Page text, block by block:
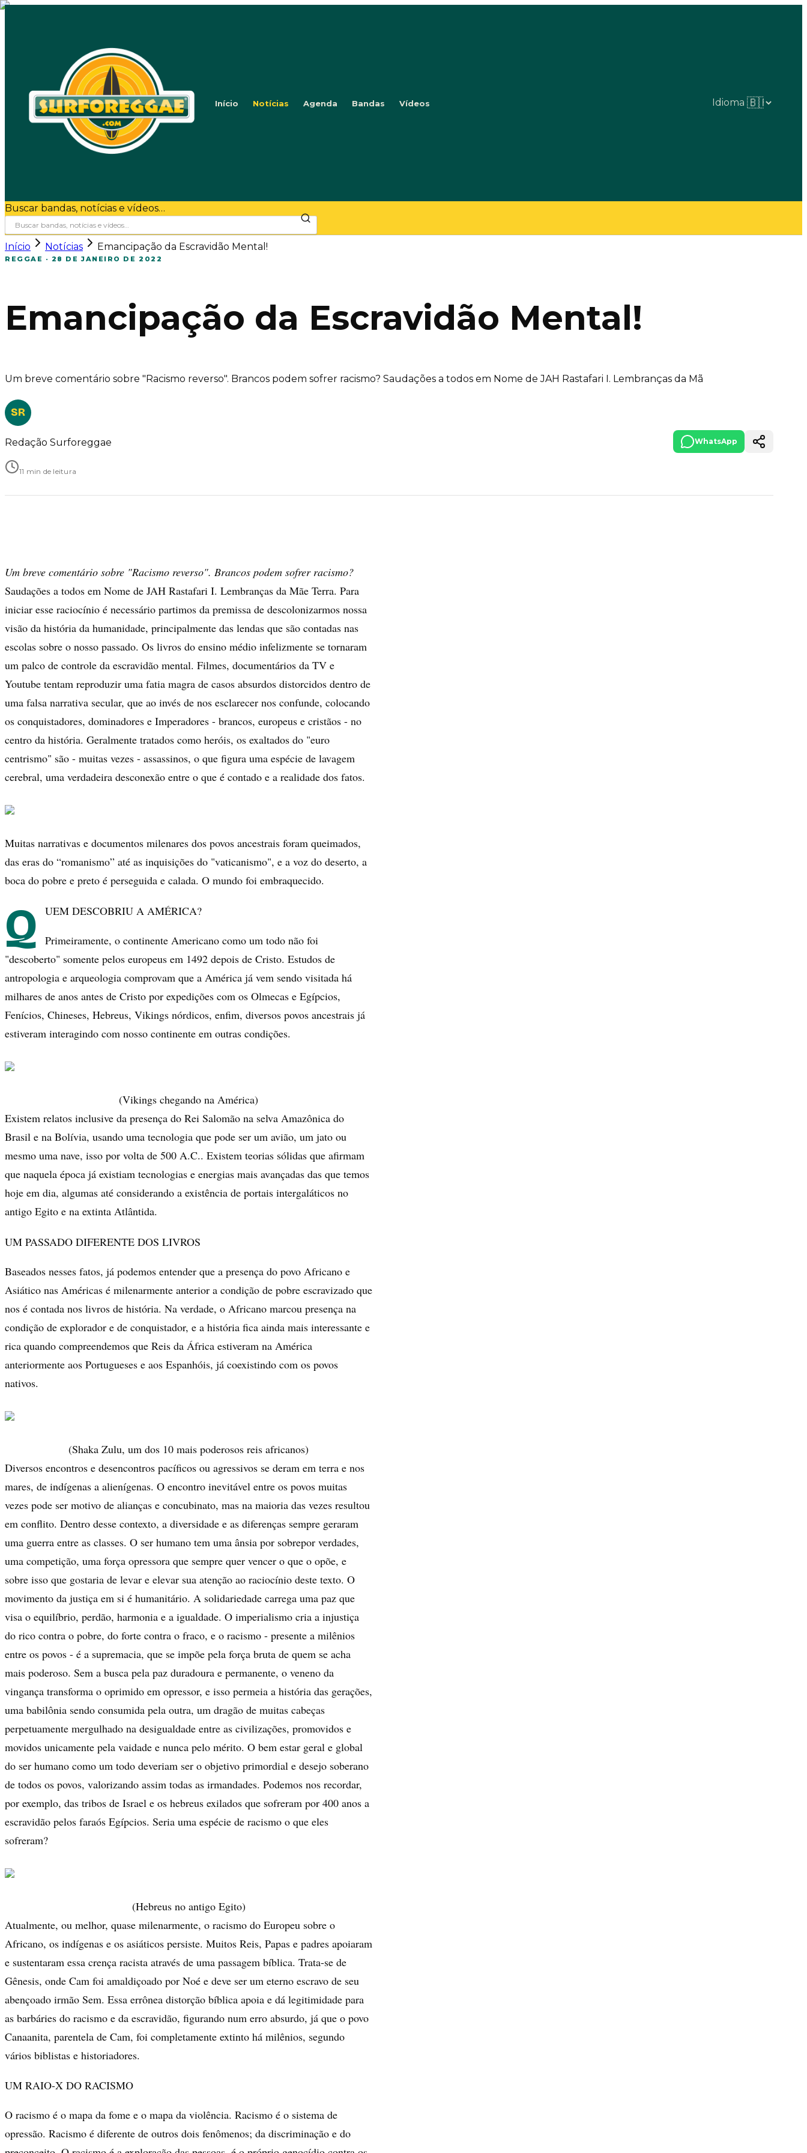
Início Notícias Agenda Bandas Vídeos Idioma
Buscar bandas, notícias e vídeos…
Início Notícias Emancipação da Escravidão Mental!
REGGAE · 28 DE JANEIRO DE 2022
Emancipação da Escravidão Mental!
Um breve comentário sobre "Racismo reverso". Brancos podem sofrer racismo? Saudações a todos em Nome de JAH Rastafari I. Lembranças da Mã
SR
Redação Surforeggae
11 min de leitura
WhatsApp
Um breve comentário sobre "Racismo reverso". Brancos podem sofrer racismo?
Saudações a todos em Nome de JAH Rastafari I. Lembranças da Mãe Terra. Para
iniciar esse raciocínio é necessário partimos da premissa de descolonizarmos nossa
visão da história da humanidade, principalmente das lendas que são contadas nas
escolas sobre o nosso passado. Os livros do ensino médio infelizmente se tornaram
um palco de controle da escravidão mental. Filmes, documentários da TV e
Youtube tentam reproduzir uma fatia magra de casos absurdos distorcidos dentro de
uma falsa narrativa secular, que ao invés de nos esclarecer nos confunde, colocando
os conquistadores, dominadores e Imperadores - brancos, europeus e cristãos - no
centro da história. Geralmente tratados como heróis, os exaltados do "euro
centrismo" são - muitas vezes - assassinos, o que figura uma espécie de lavagem
cerebral, uma verdadeira desconexão entre o que é contado e a realidade dos fatos.
Muitas narrativas e documentos milenares dos povos ancestrais foram queimados,
das eras do “romanismo” até as inquisições do "vaticanismo", e a voz do deserto, a
boca do pobre e preto é perseguida e calada. O mundo foi embraquecido.
Q UEM DESCOBRIU A AMÉRICA?
Primeiramente, o continente Americano como um todo não foi
"descoberto" somente pelos europeus em 1492 depois de Cristo. Estudos de
antropologia e arqueologia comprovam que a América já vem sendo visitada há
milhares de anos antes de Cristo por expedições com os Olmecas e Egípcios,
Fenícios, Chineses, Hebreus, Vikings nórdicos, enfim, diversos povos ancestrais já
estiveram interagindo com nosso continente em outras condições.
(Vikings chegando na América)
Existem relatos inclusive da presença do Rei Salomão na selva Amazônica do
Brasil e na Bolívia, usando uma tecnologia que pode ser um avião, um jato ou
mesmo uma nave, isso por volta de 500 A.C.. Existem teorias sólidas que afirmam
que naquela época já existiam tecnologias e energias mais avançadas das que temos
hoje em dia, algumas até considerando a existência de portais intergaláticos no
antigo Egito e na extinta Atlântida.
UM PASSADO DIFERENTE DOS LIVROS
Baseados nesses fatos, já podemos entender que a presença do povo Africano e
Asiático nas Américas é milenarmente anterior a condição de pobre escravizado que
nos é contada nos livros de história. Na verdade, o Africano marcou presença na
condição de explorador e de conquistador, e a história fica ainda mais interessante e
rica quando compreendemos que Reis da África estiveram na América
anteriormente aos Portugueses e aos Espanhóis, já coexistindo com os povos
nativos.
(Shaka Zulu, um dos 10 mais poderosos reis africanos)
Diversos encontros e desencontros pacíficos ou agressivos se deram em terra e nos
mares, de indígenas a alienígenas. O encontro inevitável entre os povos muitas
vezes pode ser motivo de alianças e concubinato, mas na maioria das vezes resultou
em conflito. Dentro desse contexto, a diversidade e as diferenças sempre geraram
uma guerra entre as classes. O ser humano tem uma ânsia por sobrepor verdades,
uma competição, uma força opressora que sempre quer vencer o que o opõe, e
sobre isso que gostaria de levar e elevar sua atenção ao raciocínio deste texto. O
movimento da justiça em si é humanitário. A solidariedade carrega uma paz que
visa o equilíbrio, perdão, harmonia e a igualdade. O imperialismo cria a injustiça
do rico contra o pobre, do forte contra o fraco, e o racismo - presente a milênios
entre os povos - é a supremacia, que se impõe pela força bruta de quem se acha
mais poderoso. Sem a busca pela paz duradoura e permanente, o veneno da
vingança transforma o oprimido em opressor, e isso permeia a história das gerações,
uma babilônia sendo consumida pela outra, um dragão de muitas cabeças
perpetuamente mergulhado na desigualdade entre as civilizações, promovidos e
movidos unicamente pela vaidade e nunca pelo mérito. O bem estar geral e global
do ser humano como um todo deveriam ser o objetivo primordial e desejo soberano
de todos os povos, valorizando assim todas as irmandades. Podemos nos recordar,
por exemplo, das tribos de Israel e os hebreus exilados que sofreram por 400 anos a
escravidão pelos faraós Egípcios. Seria uma espécie de racismo o que eles
sofreram?
(Hebreus no antigo Egito)
Atualmente, ou melhor, quase milenarmente, o racismo do Europeu sobre o
Africano, os indígenas e os asiáticos persiste. Muitos Reis, Papas e padres apoiaram
e sustentaram essa crença racista através de uma passagem bíblica. Trata-se de
Gênesis, onde Cam foi amaldiçoado por Noé e deve ser um eterno escravo de seu
abençoado irmão Sem. Essa errônea distorção bíblica apoia e dá legitimidade para
as barbáries do racismo e da escravidão, figurando num erro absurdo, já que o povo
Canaanita, parentela de Cam, foi completamente extinto há milênios, segundo
vários biblistas e historiadores.
UM RAIO-X DO RACISMO
O racismo é o mapa da fome e o mapa da violência. Racismo é o sistema de
opressão. Racismo é diferente de outros dois fenômenos; da discriminação e do